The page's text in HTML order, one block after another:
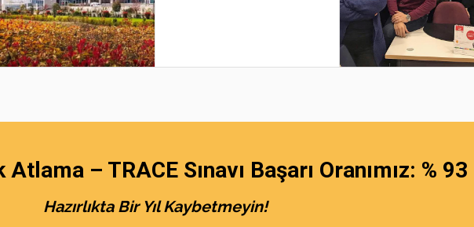
Atlama – TRACE Sınavı Başarı Oranımız: % 93
Hazırlıkta Bir Yıl Kaybetmeyin!